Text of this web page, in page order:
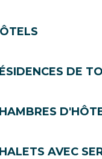
DE
AVEC